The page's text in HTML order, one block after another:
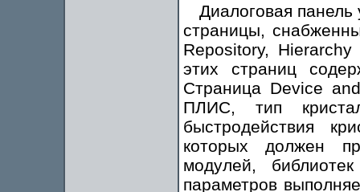
Диалоговая панель
страницы,
Repository,
этих страниц
Страница Device
ПЛИС, тип
быстродействия
которых должен
модулей,
параметров